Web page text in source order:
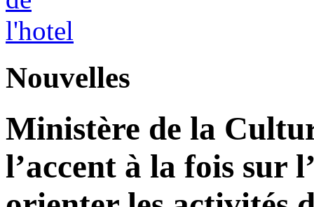
Nouvelles
Ministère de la
l’accent à la fois sur